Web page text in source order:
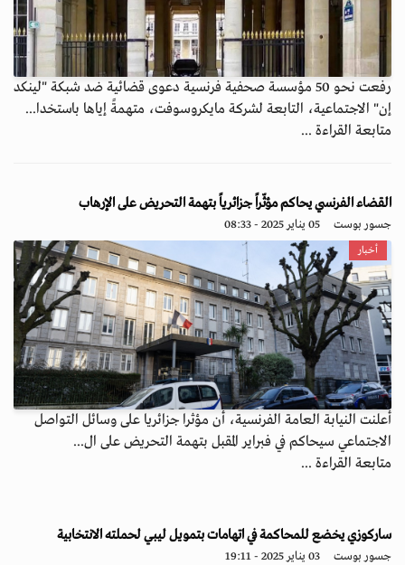
رفعت نحو 50 مؤسسة صحفية فرنسية دعوى قضائية ضد شبكة "لينكد
إن" الاجتماعية، التابعة لشركة مايكروسوفت، متهمةً إياها باستخدا...
متابعة القراءة ...
القضاء الفرنسي يحاكم مؤثّراً جزائرياً بتهمة التحريض على الإرهاب
جسور بوست 05 يناير 2025 - 08:33
أخبار
أعلنت النيابة العامة الفرنسية، أن مؤثرا جزائريا على وسائل التواصل
الاجتماعي سيحاكم في فبراير المقبل بتهمة التحريض على ال...
متابعة القراءة ...
ساركوزي يخضع للمحاكمة في اتهامات بتمويل ليبي لحملته الانتخابية
جسور بوست 03 يناير 2025 - 19:11